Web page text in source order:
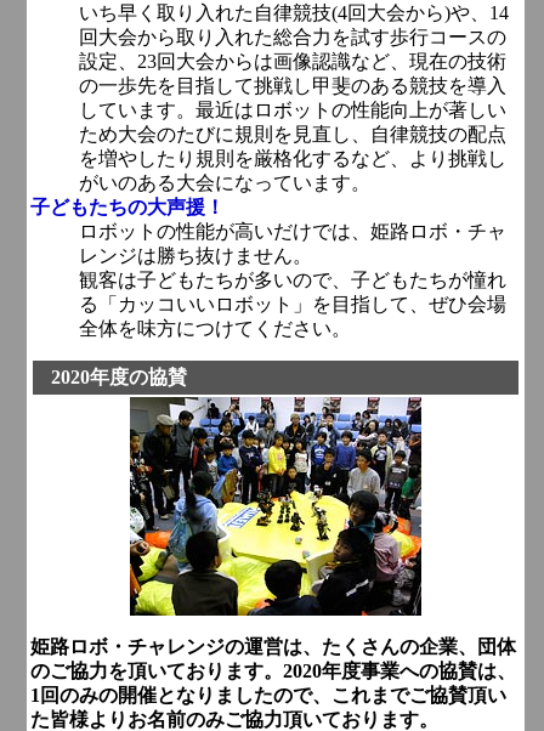
いち早く取り入れた自律競技(4回大会から)や、14
回大会から取り入れた総合力を試す歩行コースの
設定、23回大会からは画像認識など、現在の技術
の一歩先を目指して挑戦し甲斐のある競技を導入
しています。最近はロボットの性能向上が著しい
ため大会のたびに規則を見直し、自律競技の配点
を増やしたり規則を厳格化するなど、より挑戦し
がいのある大会になっています。
子どもたちの大声援！
ロボットの性能が高いだけでは、姫路ロボ・チャ
レンジは勝ち抜けません。
観客は子どもたちが多いので、子どもたちが憧れ
る「カッコいいロボット」を目指して、ぜひ会場
全体を味方につけてください。
2020年度の協賛
姫路ロボ・チャレンジの運営は、たくさんの企業、団体
のご協力を頂いております。2020年度事業への協賛は、
1回のみの開催となりましたので、これまでご協賛頂い
た皆様よりお名前のみご協力頂いております。